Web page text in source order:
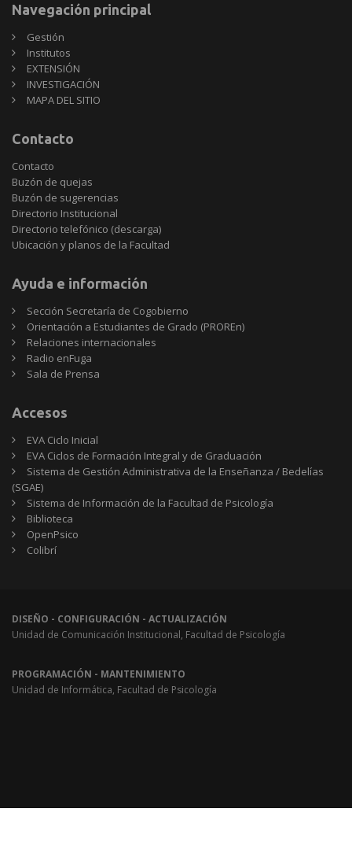
Navegación principal
Gestión
Institutos
EXTENSIÓN
INVESTIGACIÓN
MAPA DEL SITIO
Contacto
Contacto
Buzón de quejas
Buzón de sugerencias
Directorio Institucional
Directorio telefónico (descarga)
Ubicación y planos de la Facultad
Ayuda e información
Sección Secretaría de Cogobierno
Orientación a Estudiantes de Grado (PROREn)
Relaciones internacionales
Radio enFuga
Sala de Prensa
Accesos
EVA Ciclo Inicial
EVA Ciclos de Formación Integral y de Graduación
Sistema de Gestión Administrativa de la Enseñanza / Bedelías
(SGAE)
Sistema de Información de la Facultad de Psicología
Biblioteca
OpenPsico
Colibrí
DISEÑO - CONFIGURACIÓN - ACTUALIZACIÓN
Unidad de Comunicación Institucional, Facultad de Psicología
PROGRAMACIÓN - MANTENIMIENTO
Unidad de Informática, Facultad de Psicología